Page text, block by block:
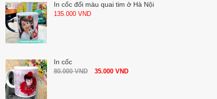
In cốc đổi màu quai tim ở Hà Nội
135.000 VND
In cốc
80.000VND 35.000 VND